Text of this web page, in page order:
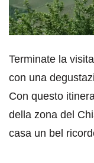
Terminate la
con una
Con questo
della zona del
casa un bel